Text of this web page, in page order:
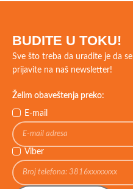
BUDITE U TOKU!
Sve što treba da uradite je da se
prijavite na naš newsletter!
Želim obaveštenja preko:
E-mail
Viber